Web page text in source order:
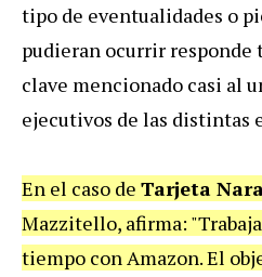
tipo de eventualidades o
pudieran ocurrir responde
clave mencionado casi al
ejecutivos de las distintas
En el caso de Tarjeta
Mazzitello, afirma:
tiempo con Amazon. El